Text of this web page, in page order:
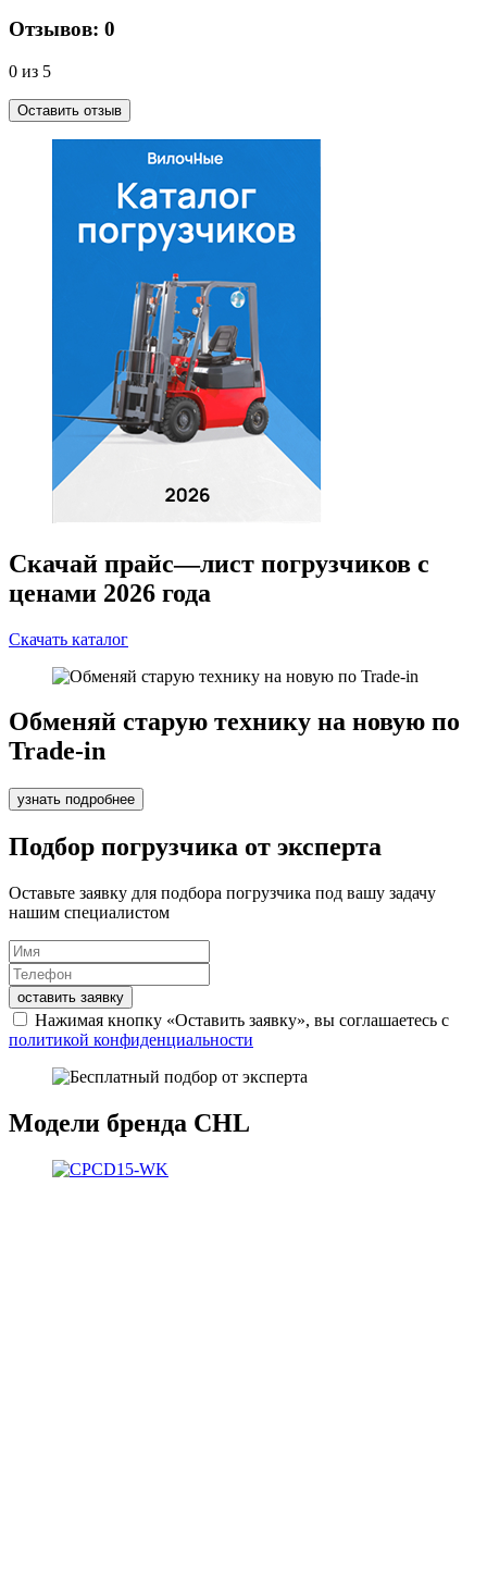
Отзывов: 0
0 из 5
Оставить отзыв
Скачай прайс—лист погрузчиков с
ценами 2026 года
Скачать каталог
Обменяй старую технику на новую по
Trade-in
узнать подробнее
Подбор погрузчика от эксперта
Оставьте заявку для подбора погрузчика под вашу задачу
нашим специалистом
оставить заявку
Нажимая кнопку «Оставить заявку», вы соглашаетесь с
политикой конфиденциальности
Модели бренда CHL